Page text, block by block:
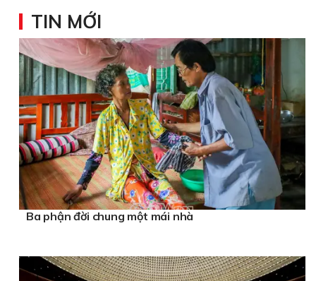
TIN MỚI
Ba phận đời chung một mái nhà